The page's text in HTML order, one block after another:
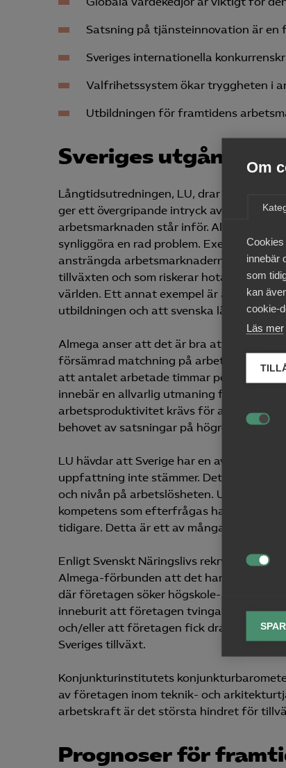
Om
Cookies
innebär
som
kan
cookie-
Läs mer

Satsning på tjänsteinnovation är
Sveriges internationella
Valfrihetssystem ökar tryggheten i
Utbildningen för framtidens
Sveriges
Långtidsutredningen, LU, drar slutsatsen
ger ett övergripande intryck av att
arbetsmarknaden står inför. Almega
synliggöra en rad problem. Exempelvis
ansträngda arbetsmarknaderna, med
tillväxten och som riskerar hota Sveriges
världen. Ett annat exempel är att andra
utbildningen och att svenska läro-säten
Almega anser att det är bra att
försämrad matchning på
att antalet arbetade timmar per capita
innebär en allvarlig utmaning för
arbetsproduktivitet krävs för att klara
behovet av satsningar på högre
LU hävdar att Sverige har en av
uppfattning inte stämmer. Det kan
och nivån på arbetslösheten. Under de
kompetens som efterfrågas har lett till
tidigare. Detta är ett av många tecken på
Enligt Svenskt Näringslivs
Almega-förbunden att det har varit svårt
där företagen söker högskole- eller
inneburit att företagen tvingats tacka nej
och/eller att företagen fick dra ned
Sveriges tillväxt.
Konjunkturinstitutets
av företagen inom teknik- och
arbetskraft är det största hindret för
Prognoser för